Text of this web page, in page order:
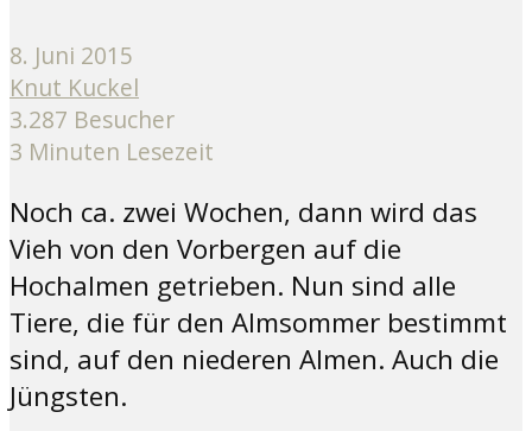
8. Juni 2015
Knut Kuckel
3.287 Besucher
3 Minuten Lesezeit
Noch ca. zwei Wochen, dann wird das
Vieh von den Vorbergen auf die
Hochalmen getrieben. Nun sind alle
Tiere, die für den Almsommer bestimmt
sind, auf den niederen Almen. Auch die
Jüngsten.